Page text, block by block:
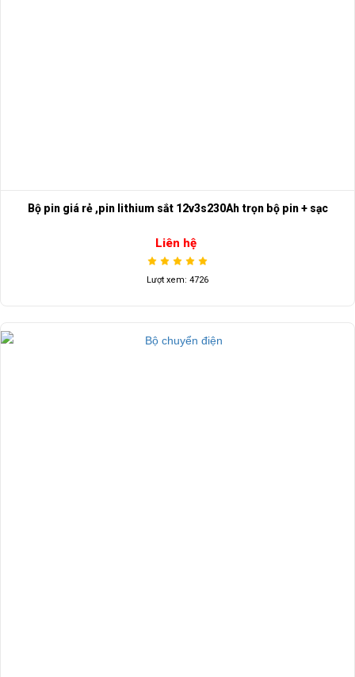
Bộ pin giá rẻ ,pin lithium sắt 12v3s230Ah trọn bộ pin + sạc
Liên hệ
Lượt xem: 4726